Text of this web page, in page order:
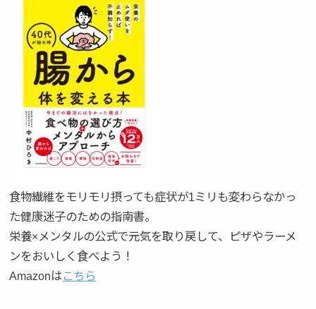
食物繊維をモリモリ摂っても症状が1ミリも変わらなかっ
た健康迷子のための指南書。
栄養×メンタルの公式で元気を取り戻して、ピザやラーメ
ンをおいしく食べよう！
Amazonはこちら